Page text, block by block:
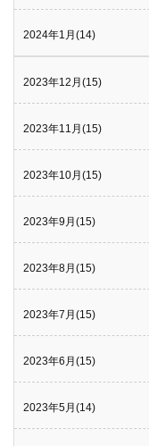
2024年1月(14)
2023年12月(15)
2023年11月(15)
2023年10月(15)
2023年9月(15)
2023年8月(15)
2023年7月(15)
2023年6月(15)
2023年5月(14)